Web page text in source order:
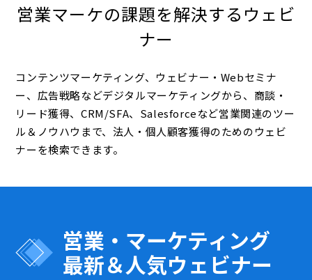
営業マーケの課題を解決するウェビ
ナー
コンテンツマーケティング、ウェビナー・Webセミナ
ー、広告戦略などデジタルマーケティングから、商談・
リード獲得、CRM/SFA、Salesforceなど営業関連のツー
ル＆ノウハウまで、法人・個人顧客獲得のためのウェビ
ナーを検索できます。
営業・マーケティング
最新＆人気ウェビナー